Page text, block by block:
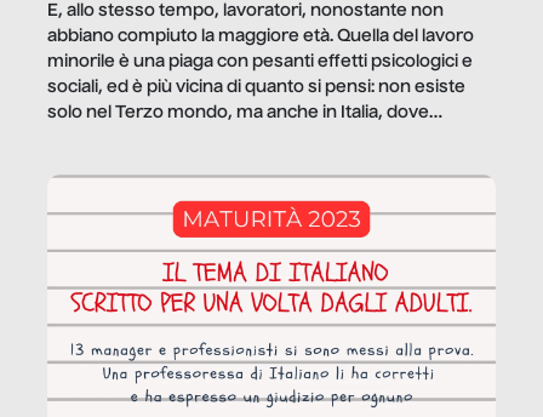
E, allo stesso tempo, lavoratori, nonostante non
abbiano compiuto la maggiore età. Quella del lavoro
minorile è una piaga con pesanti effetti psicologici e
sociali, ed è più vicina di quanto si pensi: non esiste
solo nel Terzo mondo, ma anche in Italia, dove